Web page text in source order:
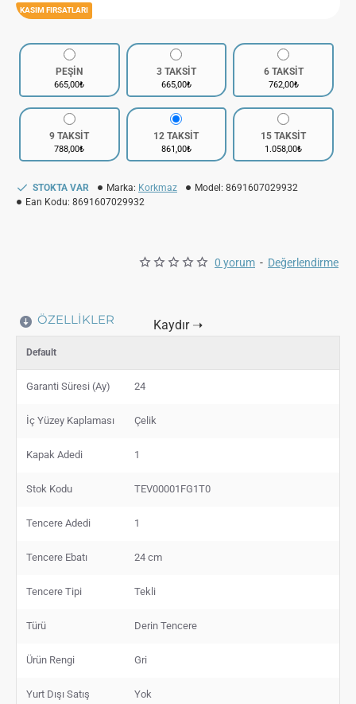
KASIM FIRSATLARI
0 yorum - Değerlendirme
PEŞİN
665,00₺
3 TAKSİT
665,00₺
6 TAKSİT
762,00₺
9 TAKSİT
788,00₺
12 TAKSİT
861,00₺
15 TAKSİT
1.058,00₺
STOKTA VAR Marka: Korkmaz Model: 8691607029932
Ean Kodu: 8691607029932
ÖZELLIKLER
Default
Garanti Süresi (Ay) 24
İç Yüzey Kaplaması Çelik
Kapak Adedi 1
Stok Kodu TEV00001FG1T0
Tencere Adedi 1
Tencere Ebatı 24 cm
Tencere Tipi Tekli
Türü Derin Tencere
Ürün Rengi Gri
Yurt Dışı Satış Yok